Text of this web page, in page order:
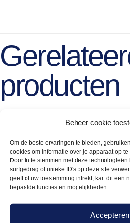
Beheer cookie
Om de beste ervaringen te bieden,
cookies om informatie over je apparaat op te
Door in te stemmen met deze
surfgedrag of unieke ID's op deze site
geeft of uw toestemming intrekt, kan dit een
bepaalde functies en mogelijkheden.
Accepteren
producten